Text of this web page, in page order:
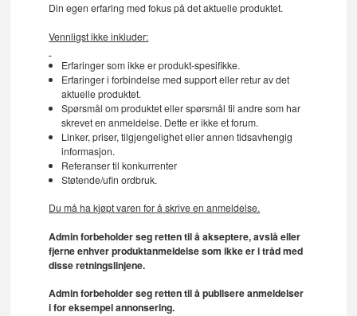
Din egen erfaring med fokus på det aktuelle produktet.
Vennligst ikke inkluder:
Erfaringer som ikke er produkt-spesifikke.
Erfaringer i forbindelse med support eller retur av det
aktuelle produktet.
Spørsmål om produktet eller spørsmål til andre som har
skrevet en anmeldelse. Dette er ikke et forum.
Linker, priser, tilgjengelighet eller annen tidsavhengig
informasjon.
Referanser til konkurrenter
Støtende/ufin ordbruk.
Du må ha kjøpt varen for å skrive en anmeldelse.
Admin forbeholder seg retten til å akseptere, avslå eller
fjerne enhver produktanmeldelse som ikke er i tråd med
disse retningslinjene.
Admin forbeholder seg retten til å publisere anmeldelser
i for eksempel annonsering.